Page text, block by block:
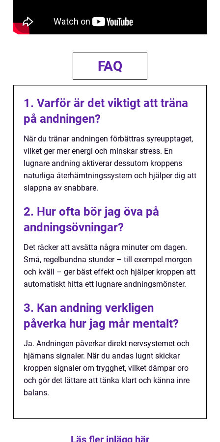
FAQ
1. Varför är det viktigt att träna
på andningen?
När du tränar andningen förbättras syreupptaget,
vilket ger mer energi och minskar stress. En
lugnare andning aktiverar dessutom kroppens
naturliga återhämtningssystem och hjälper dig att
slappna av snabbare.
2. Hur ofta bör jag öva på
andningsövningar?
Det räcker att avsätta några minuter om dagen.
Små, regelbundna stunder – till exempel morgon
och kväll – ger bäst effekt och hjälper kroppen att
automatiskt hitta ett lugnare andningsmönster.
3. Kan andning verkligen
påverka hur jag mår mentalt?
Ja. Andningen påverkar direkt nervsystemet och
hjärnans signaler. När du andas lugnt skickar
kroppen signaler om trygghet, vilket dämpar oro
och gör det lättare att tänka klart och känna inre
balans.
Läs fler inlägg här